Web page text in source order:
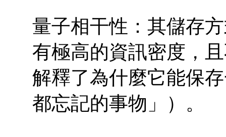
量子相干性：其儲存
有極高的資訊密度，
解釋了為什麼它能保
都忘記的事物」）。